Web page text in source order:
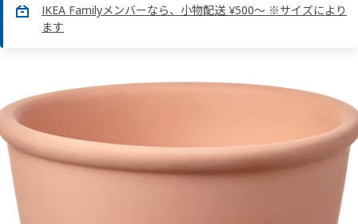
IKEA Familyメンバーなら、小物配送 ¥500～ ※サイズにより
ます
ムスコットブロマ画像